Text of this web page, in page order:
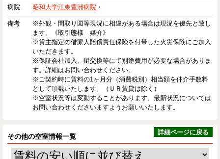
病院 昭和大学江東豊洲病院 ・
備考
※外観・間取り図等現況に相違がある場合は現況を優先と致し
ます。《取引態様 媒介》
※貸主指定の借家人賠償責任保険を付帯した火災保険にご加入
いただきます。
※保証会社加入、鍵交換等にて別途費用が必要な場合がありま
す。詳細はお問い合わせください。
※ご契約時に賃料の1ヶ月分（消費税別）相当額を仲介手数料
として頂戴いたします。（ＵＲ賃貸は除く）
※空室状況等は変動することがあります。最新状況については
お問い合わせくださいますようお願いいたします。
その他の空室情報一覧
詳細ページに戻る